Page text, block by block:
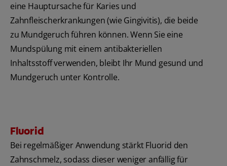
eine Hauptursache für Karies und
Zahnfleischerkrankungen (wie Gingivitis), die beide
zu Mundgeruch führen können. Wenn Sie eine
Mundspülung mit einem antibakteriellen
Inhaltsstoff verwenden, bleibt Ihr Mund gesund und
Mundgeruch unter Kontrolle.
Fluorid
Bei regelmäßiger Anwendung stärkt Fluorid den
Zahnschmelz, sodass dieser weniger anfällig für